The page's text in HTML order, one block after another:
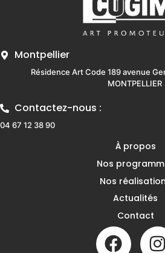
Montpellier
Résidence Art Code 189 avenue
MONTPELLIER
Contactez-nous :
04 67 12 38 90
À propos
Nos
Nos
Actualités
Contact